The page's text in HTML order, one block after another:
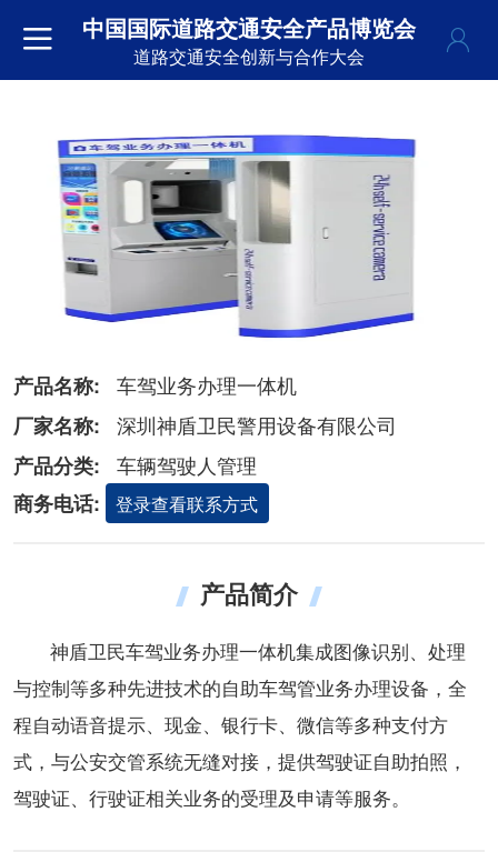
中国国际道路交通安全产品博览会
道路交通安全创新与合作大会
产品名称:
车驾业务办理一体机
厂家名称:
深圳神盾卫民警用设备有限公司
产品分类:
车辆驾驶人管理
商务电话:
登录查看联系方式
产品简介
神盾卫民车驾业务办理一体机集成图像识别、处理
与控制等多种先进技术的自助车驾管业务办理设备，全
程自动语音提示、现金、银行卡、微信等多种支付方
式，与公安交管系统无缝对接，提供驾驶证自助拍照，
驾驶证、行驶证相关业务的受理及申请等服务。